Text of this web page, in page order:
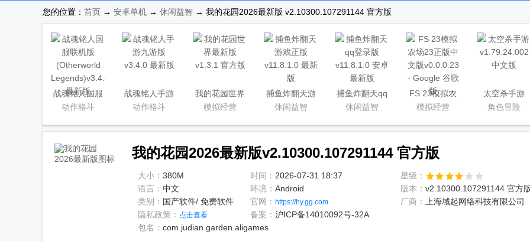
大全
器安卓版合集
您的位置： 首页 → 安卓单机 → 休闲益智 → 我的花园2026最新版 v2.10300.107291144 官方版
战魂铭人国服
联机版
Legends)
动作格斗
战魂铭人手游
九游版
动作格斗
我的花园世界
最新版
模拟经营
捕鱼炸翻天游
戏正版
休闲益智
捕鱼炸翻天qq
登录版
休闲益智
FS 23模拟农
场23正版中文
模拟经营
太空杀手游
角色冒险
我的花园2026最新版v2.10300.107291144 官方版
大小： 380M 时间： 2026-07-31 18:37
星级：
语言： 中文 环境： Android 版本： v2.10300.107291144 官方
类别： 国产软件/ 免费软件 官网： https://hy.gg.com 厂商：
上海域起网络科技有限公司
隐私政策： 点击查看 备案： 沪ICP备14010092号-32A
包名： com.judian.garden.aligames